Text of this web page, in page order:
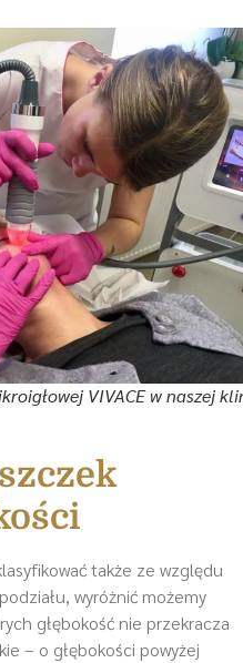
VIVACE w naszej
także ze względu
wyróżnić możemy
głębokość nie przekracza
– o głębokości powyżej